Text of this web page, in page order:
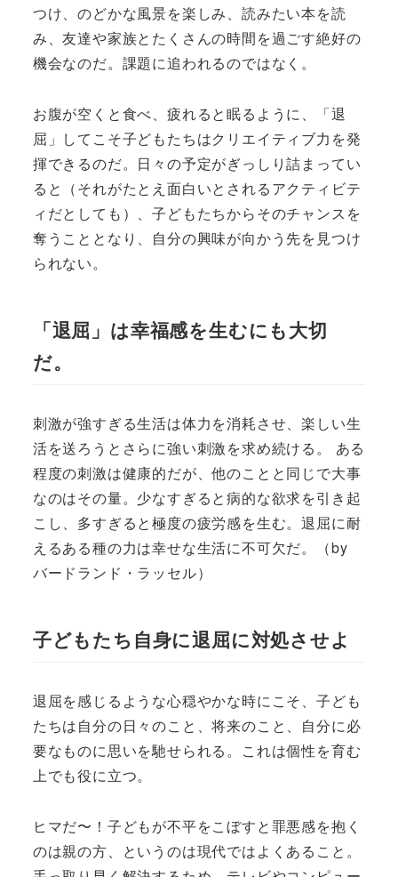
つけ、のどかな風景を楽しみ、読みたい本を読
み、友達や家族とたくさんの時間を過ごす絶好の
機会なのだ。課題に追われるのではなく。
お腹が空くと食べ、疲れると眠るように、「退
屈」してこそ子どもたちはクリエイティブ力を発
揮できるのだ。日々の予定がぎっしり詰まってい
ると（それがたとえ面白いとされるアクティビテ
ィだとしても）、子どもたちからそのチャンスを
奪うこととなり、自分の興味が向かう先を見つけ
られない。
「退屈」は幸福感を生むにも大切
だ。
刺激が強すぎる生活は体力を消耗させ、楽しい生
活を送ろうとさらに強い刺激を求め続ける。 ある
程度の刺激は健康的だが、他のことと同じで大事
なのはその量。少なすぎると病的な欲求を引き起
こし、多すぎると極度の疲労感を生む。退屈に耐
えるある種の力は幸せな生活に不可欠だ。（by
バードランド・ラッセル）
子どもたち自身に退屈に対処させよ
退屈を感じるような心穏やかな時にこそ、子ども
たちは自分の日々のこと、将来のこと、自分に必
要なものに思いを馳せられる。これは個性を育む
上でも役に立つ。
ヒマだ〜！子どもが不平をこぼすと罪悪感を抱く
のは親の方、というのは現代ではよくあること。